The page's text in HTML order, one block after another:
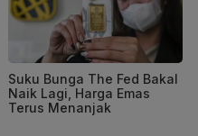
Suku Bunga The Fed Bakal
Naik Lagi, Harga Emas
Terus Menanjak